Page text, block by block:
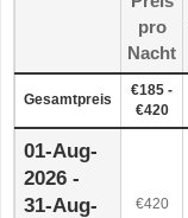
pro
Nacht
Gesamtpreis
€185 -
€420
01-Aug-
2026 -
31-Aug-
€420